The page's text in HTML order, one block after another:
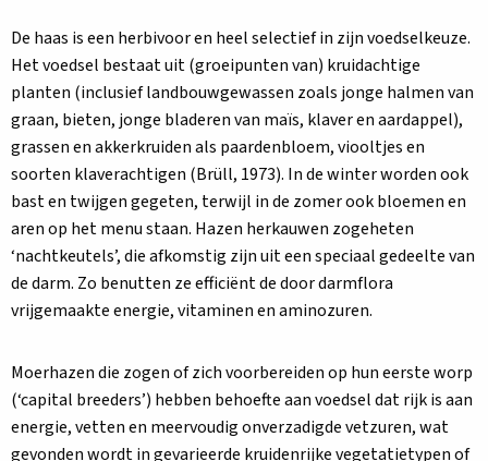
De haas is een herbivoor en heel selectief in zijn voedselkeuze.
Het voedsel bestaat uit (groeipunten van) kruidachtige
planten (inclusief landbouwgewassen zoals jonge halmen van
graan, bieten, jonge bladeren van maïs, klaver en aardappel),
grassen en akkerkruiden als paardenbloem, viooltjes en
soorten klaverachtigen (Brüll, 1973). In de winter worden ook
bast en twijgen gegeten, terwijl in de zomer ook bloemen en
aren op het menu staan. Hazen herkauwen zogeheten
‘nachtkeutels’, die afkomstig zijn uit een speciaal gedeelte van
de darm. Zo benutten ze efficiënt de door darmflora
vrijgemaakte energie, vitaminen en aminozuren.
Moerhazen die zogen of zich voorbereiden op hun eerste worp
(‘capital breeders’) hebben behoefte aan voedsel dat rijk is aan
energie, vetten en meervoudig onverzadigde vetzuren, wat
gevonden wordt in gevarieerde kruidenrijke vegetatietypen of